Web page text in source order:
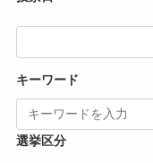
キーワード
選挙区分